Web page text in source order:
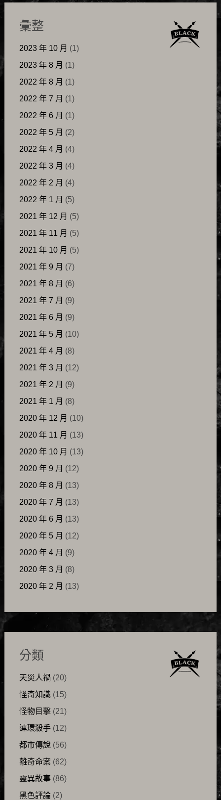
彙整
2023 年 10 月 (1)
2023 年 8 月 (1)
2022 年 8 月 (1)
2022 年 7 月 (1)
2022 年 6 月 (1)
2022 年 5 月 (2)
2022 年 4 月 (4)
2022 年 3 月 (4)
2022 年 2 月 (4)
2022 年 1 月 (5)
2021 年 12 月 (5)
2021 年 11 月 (5)
2021 年 10 月 (5)
2021 年 9 月 (7)
2021 年 8 月 (6)
2021 年 7 月 (9)
2021 年 6 月 (9)
2021 年 5 月 (10)
2021 年 4 月 (8)
2021 年 3 月 (12)
2021 年 2 月 (9)
2021 年 1 月 (8)
2020 年 12 月 (10)
2020 年 11 月 (13)
2020 年 10 月 (13)
2020 年 9 月 (12)
2020 年 8 月 (13)
2020 年 7 月 (13)
2020 年 6 月 (13)
2020 年 5 月 (12)
2020 年 4 月 (9)
2020 年 3 月 (8)
2020 年 2 月 (13)
分類
天災人禍 (20)
怪奇知識(15)
怪物目擊(21)
連環殺手(12)
都市傳說(56)
離奇命案(62)
靈異故事(86)
黑色評論(2)